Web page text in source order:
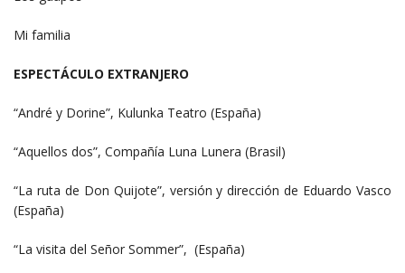
Mi familia
ESPECTÁCULO EXTRANJERO
“André y Dorine”, Kulunka Teatro (España)
“Aquellos dos”, Compañía Luna Lunera (Brasil)
“La ruta de Don Quijote”, versión y dirección de Eduardo Vasco
(España)
“La visita del Señor Sommer”, (España)